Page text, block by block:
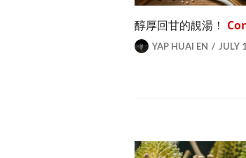
醇厚回甘的靚湯！
YAP HUAI EN JULY